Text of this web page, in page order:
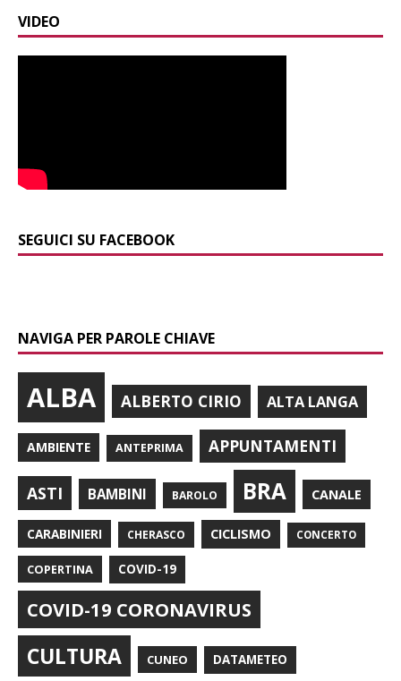
VIDEO
SEGUICI SU FACEBOOK
NAVIGA PER PAROLE CHIAVE
ALBA ALBERTO CIRIO ALTA LANGA
AMBIENTE ANTEPRIMA APPUNTAMENTI
ASTI BAMBINI BAROLO BRA CANALE
CARABINIERI CHERASCO CICLISMO CONCERTO
COPERTINA COVID-19
COVID-19 CORONAVIRUS
CULTURA CUNEO DATAMETEO